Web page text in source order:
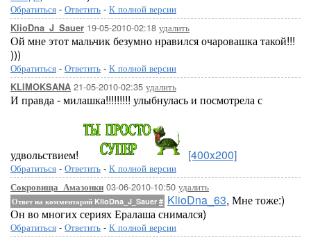
Обратиться - Ответить - К полной версии
KlioDna_J_Sauer 19-05-2010-02:18 удалить
Ой мне этот мальчик безумно нравился очаровашка такой!!!
)))
Обратиться - Ответить - К полной версии
KLIMOKSANA 21-05-2010-02:35 удалить
И правда - милашка!!!!!!!!! улыбнулась и посмотрела с
удвольствием! [400x200]
Обратиться - Ответить - К полной версии
Сокровища_Амазонки 03-06-2010-10:50 удалить
Ответ на комментарий KlioDna_J_Sauer # KlioDna_63, Мне тоже:)
Он во многих сериях Ералаша снимался)
Обратиться - Ответить - К полной версии